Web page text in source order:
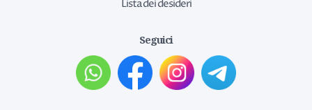
Lista dei desideri
Seguici